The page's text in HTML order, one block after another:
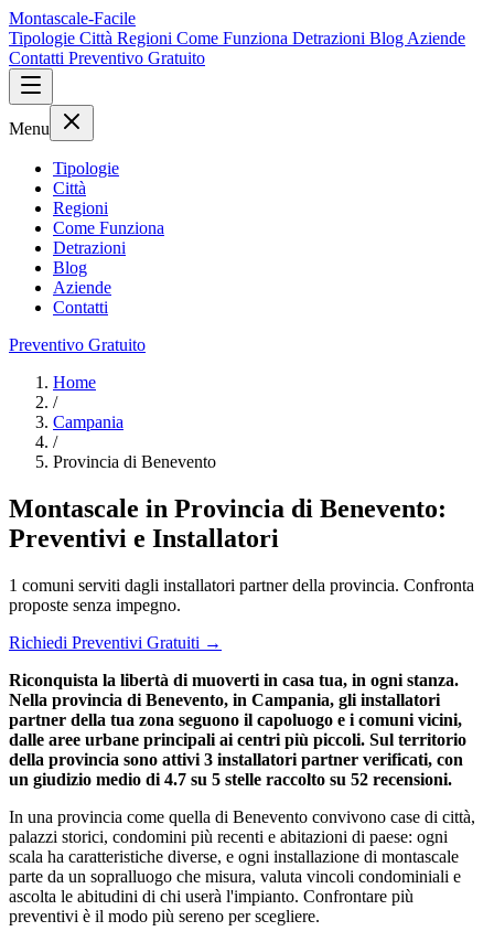
Montascale-Facile
Tipologie Città Regioni Come Funziona Detrazioni Blog Aziende
Contatti Preventivo Gratuito
Menu
Tipologie
Città
Regioni
Come Funziona
Detrazioni
Blog
Aziende
Contatti
Preventivo Gratuito
Home
/
Campania
/
Provincia di Benevento
Montascale in Provincia di Benevento:
Preventivi e Installatori
1 comuni serviti dagli installatori partner della provincia. Confronta
proposte senza impegno.
Richiedi Preventivi Gratuiti →
Riconquista la libertà di muoverti in casa tua, in ogni stanza.
Nella provincia di Benevento, in Campania, gli installatori
partner della tua zona seguono il capoluogo e i comuni vicini,
dalle aree urbane principali ai centri più piccoli. Sul territorio
della provincia sono attivi 3 installatori partner verificati, con
un giudizio medio di 4.7 su 5 stelle raccolto su 52 recensioni.
In una provincia come quella di Benevento convivono case di città,
palazzi storici, condomini più recenti e abitazioni di paese: ogni
scala ha caratteristiche diverse, e ogni installazione di montascale
parte da un sopralluogo che misura, valuta vincoli condominiali e
ascolta le abitudini di chi userà l'impianto. Confrontare più
preventivi è il modo più sereno per scegliere.